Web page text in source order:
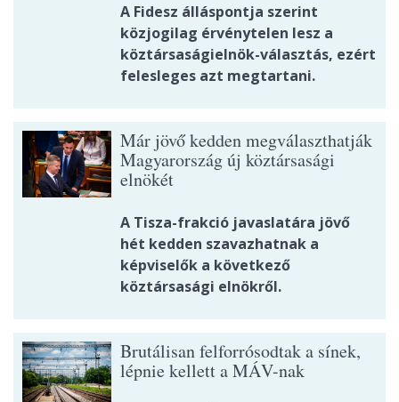
A Fidesz álláspontja szerint
közjogilag érvénytelen lesz a
köztársaságielnök-választás, ezért
felesleges azt megtartani.
Már jövő kedden megválaszthatják
Magyarország új köztársasági
elnökét
A Tisza-frakció javaslatára jövő
hét kedden szavazhatnak a
képviselők a következő
köztársasági elnökről.
Brutálisan felforrósodtak a sínek,
lépnie kellett a MÁV-nak